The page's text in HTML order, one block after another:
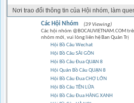
Nơi trao đổi thông tin của Hội nhóm, làm
Các Hội Nhóm
(39 Viewing)
Các hội nhóm @BOCAUVIETNAM.COM
nhóm mới, vui lòng liên hệ Ban Quản Trị
Hội Bồ Câu Wechat
Hội Bồ Câu SÀI GÒN
Hội Bồ Câu Đua QUẬN 8
Hội Quán Bồ Câu QUẬN 8
Hội Bồ Câu Đua CHỢ LỚN
Hội Bồ Câu TÊN LỬA
Hội Bồ Câu Đua HÀNG XANH